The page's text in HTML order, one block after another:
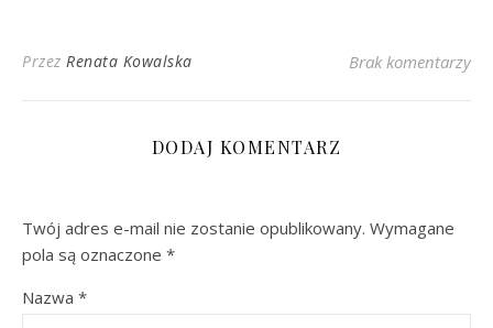
Przez Renata Kowalska Brak komentarzy
DODAJ KOMENTARZ
Twój adres e-mail nie zostanie opublikowany. Wymagane
pola są oznaczone *
Nazwa *